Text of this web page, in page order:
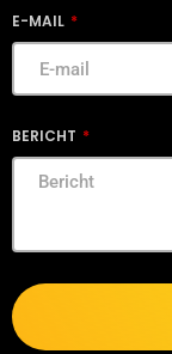
E-MAIL
BERICHT